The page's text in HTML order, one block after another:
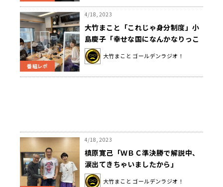
番組レポ
4/18, 2023
大竹まこと「これじゃ身分制度」小
島慶子「幸せな国になんかなりっこ
ない」非正規公務員の実態に嘆く
大竹まこと ゴールデンラジオ！
4/18, 2023
槙原寛己「ＷＢＣ準決勝で解説中、
涙出てきちゃいましたから」
大竹まこと ゴールデンラジオ！